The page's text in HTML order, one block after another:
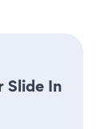
Slide In